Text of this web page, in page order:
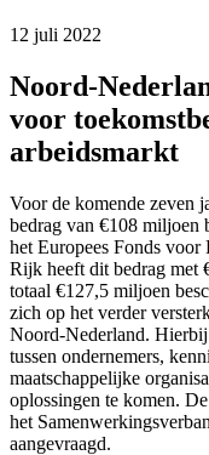
12 juli 2022
Noord-
voor
arbeidsmarkt
Voor de komende zeven
bedrag van €108 miljoen
het Europees Fonds
Rijk heeft dit bedrag met
totaal €127,5 miljoen
zich op het verder
Noord-Nederland.
tussen ondernemers,
maatschappelijke
oplossingen te komen.
het
aangevraagd.